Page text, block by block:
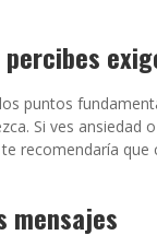
puntos
Si ves ansiedad
recomendaría
mensajes